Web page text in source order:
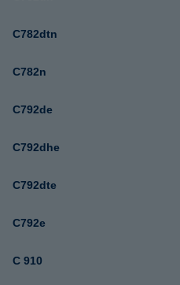
C782dtn
C782n
C792de
C792dhe
C792dte
C792e
C 910